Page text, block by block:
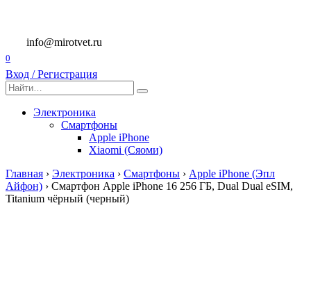
содержанию
info@mirotvet.ru
0
Вход / Регистрация
Search
for:
Электроника
Смартфоны
Apple iPhone
Xiaomi (Сяоми)
Главная › Электроника › Смартфоны › Apple iPhone (Эпл
Айфон) › Смартфон Apple iPhone 16 256 ГБ, Dual Dual eSIM,
Titanium чёрный (черный)